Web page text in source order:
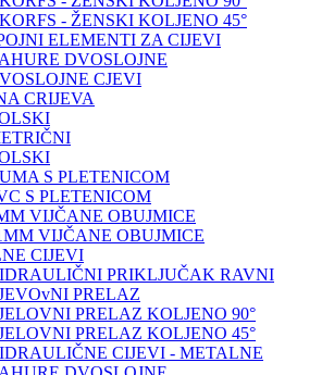
- ŽENSKI KOLJENO 45°
ELEMENTI ZA CIJEVI
DVOSLOJNE
CJEVI
CRIJEVA
S PLETENICOM
S PLETENICOM
VIJČANE OBUJMICE
VIJČANE OBUJMICE
CIJEVI
PRIKLJUČAK RAVNI
PRELAZ
PRELAZ KOLJENO 90°
PRELAZ KOLJENO 45°
CIJEVI - METALNE